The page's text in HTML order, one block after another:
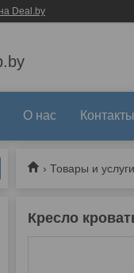
Deal.by
О нас Контакты
Товары и услуги
Кресло